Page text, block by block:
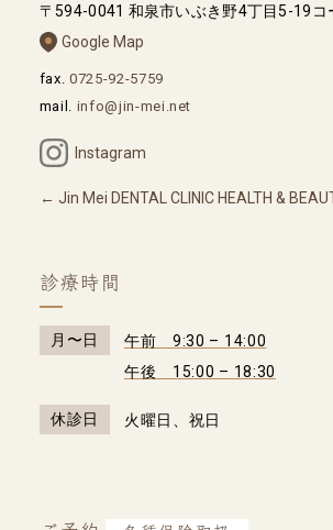
〒594-0041 和泉市いぶき野4丁目5-19コ
Google Map
fax.0725-92-5759
mail. info@jin-mei.net
Instagram
Jin Mei DENTAL CLINIC HEALTH &
診療時間
月〜日
午前 9:30 – 14:00
午後 15:00 – 18:30
休診日 火曜日、祝日